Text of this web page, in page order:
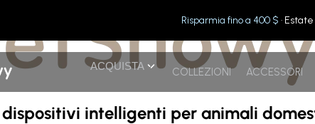
Risparmia fino a 400 $ ·
ACQUISTA COLLEZIONI ACCESSORI
intelligenti per animali